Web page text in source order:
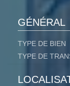
GÉNÉRAL
TYPE DE BIEN
TYPE DE